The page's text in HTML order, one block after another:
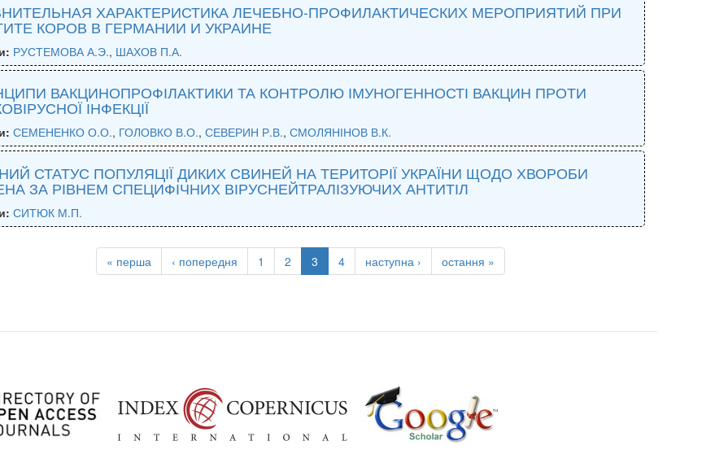
ХАРАКТЕРИСТИКА ЛЕЧЕБНО-ПРОФИЛАКТИЧЕСКИХ МЕРОПРИЯТИЙ ПРИ
КОРОВ В ГЕРМАНИИ И УКРАИНЕ
РУСТЕМОВА А.Э., ШАХОВ П.А.
ВАКЦИНОПРОФІЛАКТИКИ ТА КОНТРОЛЮ ІМУНОГЕННОСТІ ВАКЦИН ПРОТИ
ІНФЕКЦІЇ
СЕМЕНЕНКО О.О., ГОЛОВКО В.О., СЕВЕРИН Р.В., СМОЛЯНІНОВ В.К.
СТАТУС ПОПУЛЯЦІЇ ДИКИХ СВИНЕЙ НА ТЕРИТОРІЇ УКРАЇНИ ЩОДО ХВОРОБИ
ЗА РІВНЕМ СПЕЦИФІЧНИХ ВІРУСНЕЙТРАЛІЗУЮЧИХ АНТИТІЛ
СИТЮК М.П.
« перша ‹ попередня 1 2 3 4 наступна › остання »